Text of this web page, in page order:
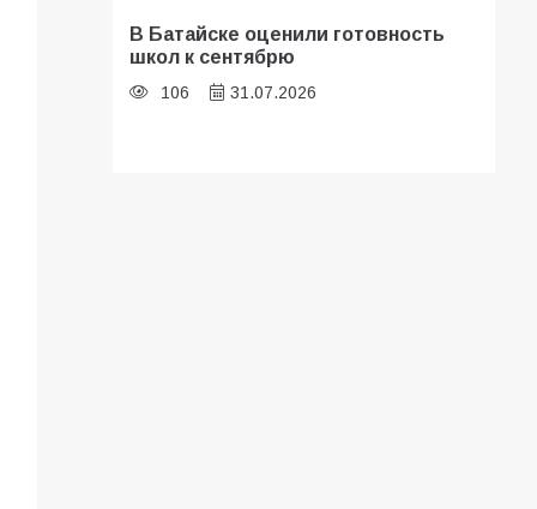
В Батайске оценили готовность
школ к сентябрю
106 31.07.2026